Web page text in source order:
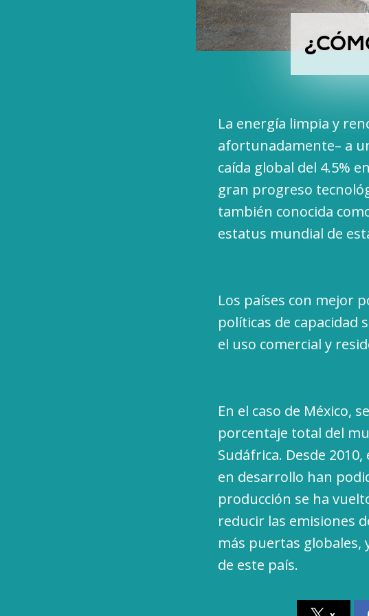
La energía limpia y
afortunadamente– a
caída global del 4.5%
gran progreso
también conocida
estatus mundial de
Los países con mejor
políticas de capacidad
el uso comercial y
En el caso de México,
porcentaje total del
Sudáfrica. Desde
en desarrollo han
producción se ha
reducir las emisiones
más puertas globales,
de este país.